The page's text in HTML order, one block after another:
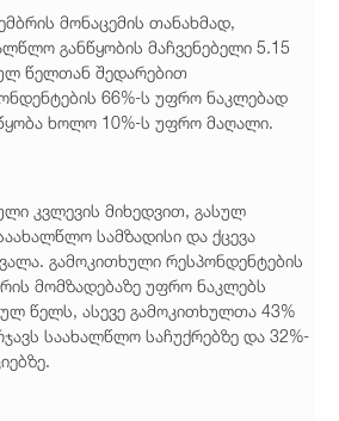
მონაცემის თანახმად,
განწყობის მაჩვენებელი 5.15
წელთან შედარებით
66%-ს უფრო ნაკლებად
ხოლო 10%-ს უფრო მაღალი.
კვლევის მიხედვით, გასულ
სამზადისი და ქცევა
გამოკითხული რესპონდენტების
მომზადებაზე უფრო ნაკლებს
წელს, ასევე გამოკითხულთა 43%
საახალწლო საჩუქრებზე და 32%-